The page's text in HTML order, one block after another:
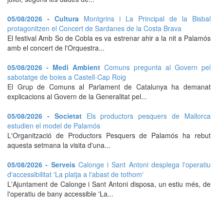
05/08/2026 - Cultura Montgrins i La Principal de la Bisbal
protagonitzen el Concert de Sardanes de la Costa Brava
El festival Amb So de Cobla es va estrenar ahir a la nit a Palamós
amb el concert de l'Orquestra...
05/08/2026 - Medi Ambient Comuns pregunta al Govern pel
sabotatge de boies a Castell-Cap Roig
El Grup de Comuns al Parlament de Catalunya ha demanat
explicacions al Govern de la Generalitat pel...
05/08/2026 - Societat Els productors pesquers de Mallorca
estudien el model de Palamós
L'Organització de Productors Pesquers de Palamós ha rebut
aquesta setmana la visita d'una...
05/08/2026 - Serveis Calonge i Sant Antoni desplega l'operatiu
d'accessibilitat 'La platja a l'abast de tothom'
L'Ajuntament de Calonge i Sant Antoni disposa, un estiu més, de
l'operatiu de bany accessible 'La...